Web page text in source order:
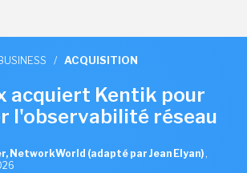
/ ACQUISITION
acquiert Kentik pour
l'observabilité réseau
NetworkWorld (adapté par Jean Elyan) ,